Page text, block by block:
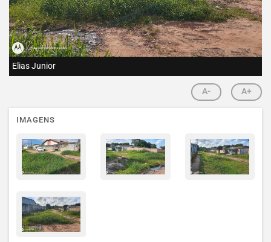
Elias Junior
A- A+
IMAGENS